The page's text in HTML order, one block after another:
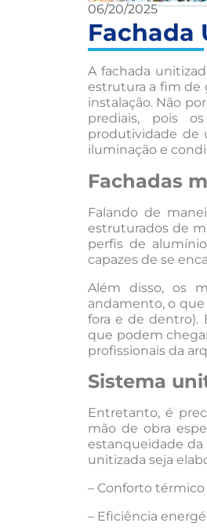
06/20/2025
Fachada
A fachada
estrutura a fim de
instalação. Não
prediais, pois
produtividade de
iluminação e
Fachadas
Falando de
estruturados de
perfis de
capazes de se
Além disso, os
andamento, o
fora e de dentro).
que podem
profissionais da
Sistema
Entretanto, é
mão de obra
estanqueidade
unitizada seja
– Conforto térmico
– Eficiência